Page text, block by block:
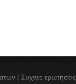
| Συχνές ερωτήσεις